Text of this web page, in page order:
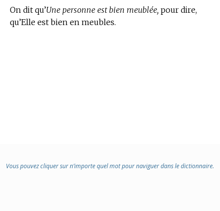
On dit qu’Une personne est bien meublée, pour dire,
qu’Elle est bien en meubles.
Vous pouvez cliquer sur n’importe quel mot pour naviguer dans le dictionnaire.